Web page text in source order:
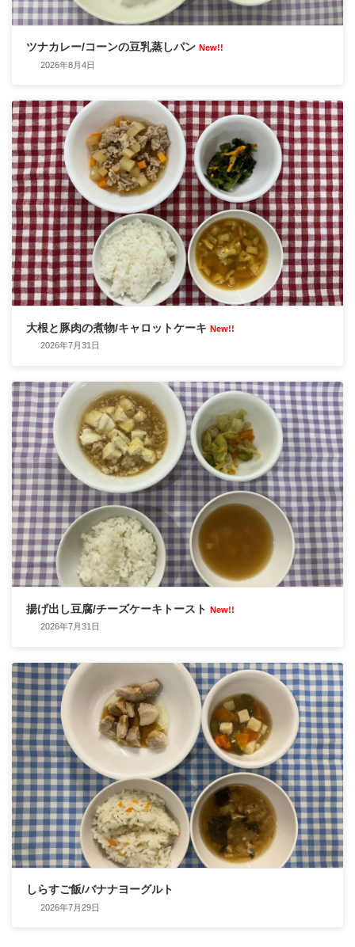
ツナカレー/コーンの豆乳蒸しパン New!!
2026年8月4日
大根と豚肉の煮物/キャロットケーキ New!!
2026年7月31日
揚げ出し豆腐/チーズケーキトースト New!!
2026年7月31日
しらすご飯/バナナヨーグルト
2026年7月29日